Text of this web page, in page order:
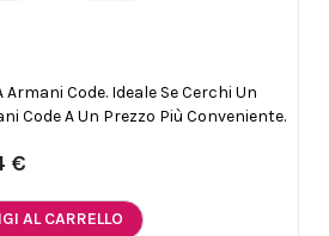
Code. Ideale Se Cerchi Un
Code A Un Prezzo Più Conveniente.
€
AL CARRELLO